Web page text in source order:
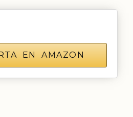
EN AMAZON